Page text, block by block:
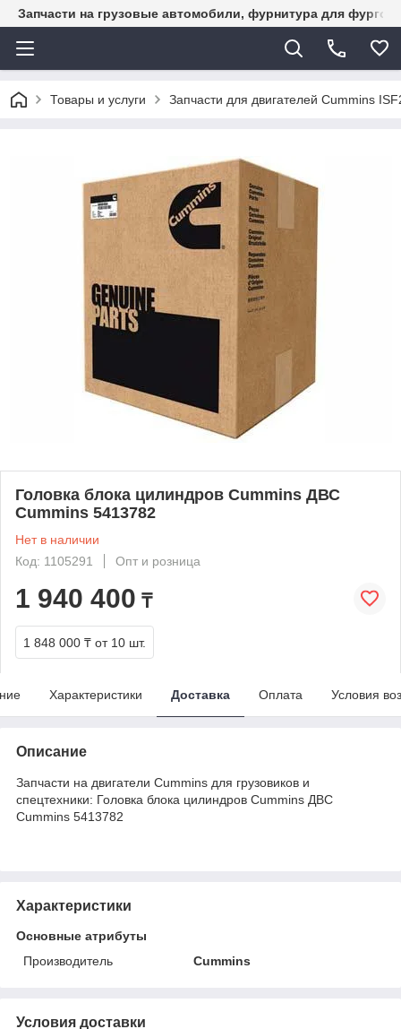
Запчасти на грузовые автомобили, фурнитура для
Товары и услуги Запчасти для двигателей Cummins
Головка блока цилиндров Cummins ДВС
Cummins 5413782
Нет в наличии
Код: 1105291
Опт и розница
1 940 400 ₸
1 848 000 ₸ от 10 шт.
Характеристики Доставка Оплата Условия
Описание
Запчасти на двигатели Cummins для грузовиков и
спецтехники: Головка блока цилиндров Cummins ДВС
Cummins 5413782
Характеристики
Основные атрибуты
Производитель
Cummins
Условия доставки